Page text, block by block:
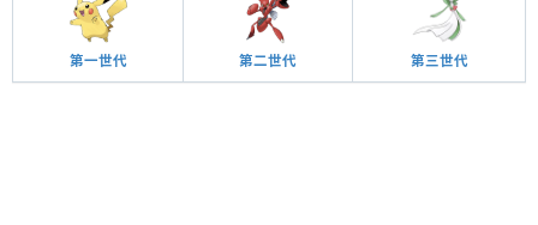
第一世代 第二世代 第三世代